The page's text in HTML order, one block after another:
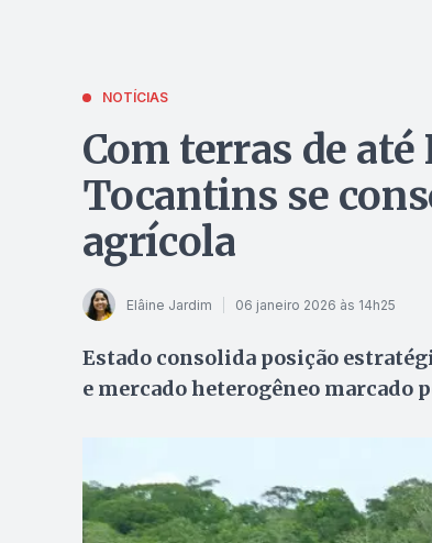
NOTÍCIAS
Com terras de
Tocantins se
agrícola
Elâine Jardim 06 janeiro 2026 às 14h25
Estado consolida posição
e mercado heterogêneo